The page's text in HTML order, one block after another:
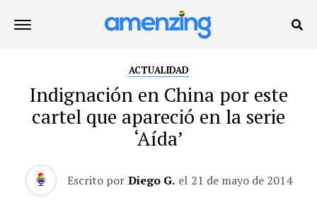
ACTUALIDAD
Indignación en China por este
cartel que apareció en la serie
‘Aída’
Escrito por Diego G. el 21 de mayo de 2014